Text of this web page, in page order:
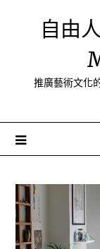
自由
推廣藝術文化